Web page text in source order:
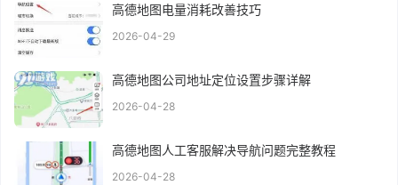
高德地图电量消耗改善技巧
2026-04-29
高德地图公司地址定位设置步骤详解
2026-04-28
高德地图人工客服解决导航问题完整教程
2026-04-28